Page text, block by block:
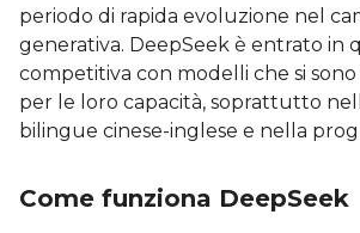
periodo di rapida evoluzione nel
generativa. DeepSeek è entrato in
competitiva con modelli che si
per le loro capacità, soprattutto
bilingue cinese-inglese e nella
Come funziona DeepSeek